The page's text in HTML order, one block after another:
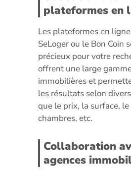
plateformes en
Les plateformes en
SeLoger ou le Bon Coin
précieux pour votre
offrent une large
immobilières et
les résultats selon
que le prix, la surface,
chambres, etc.
Collaboration
agences